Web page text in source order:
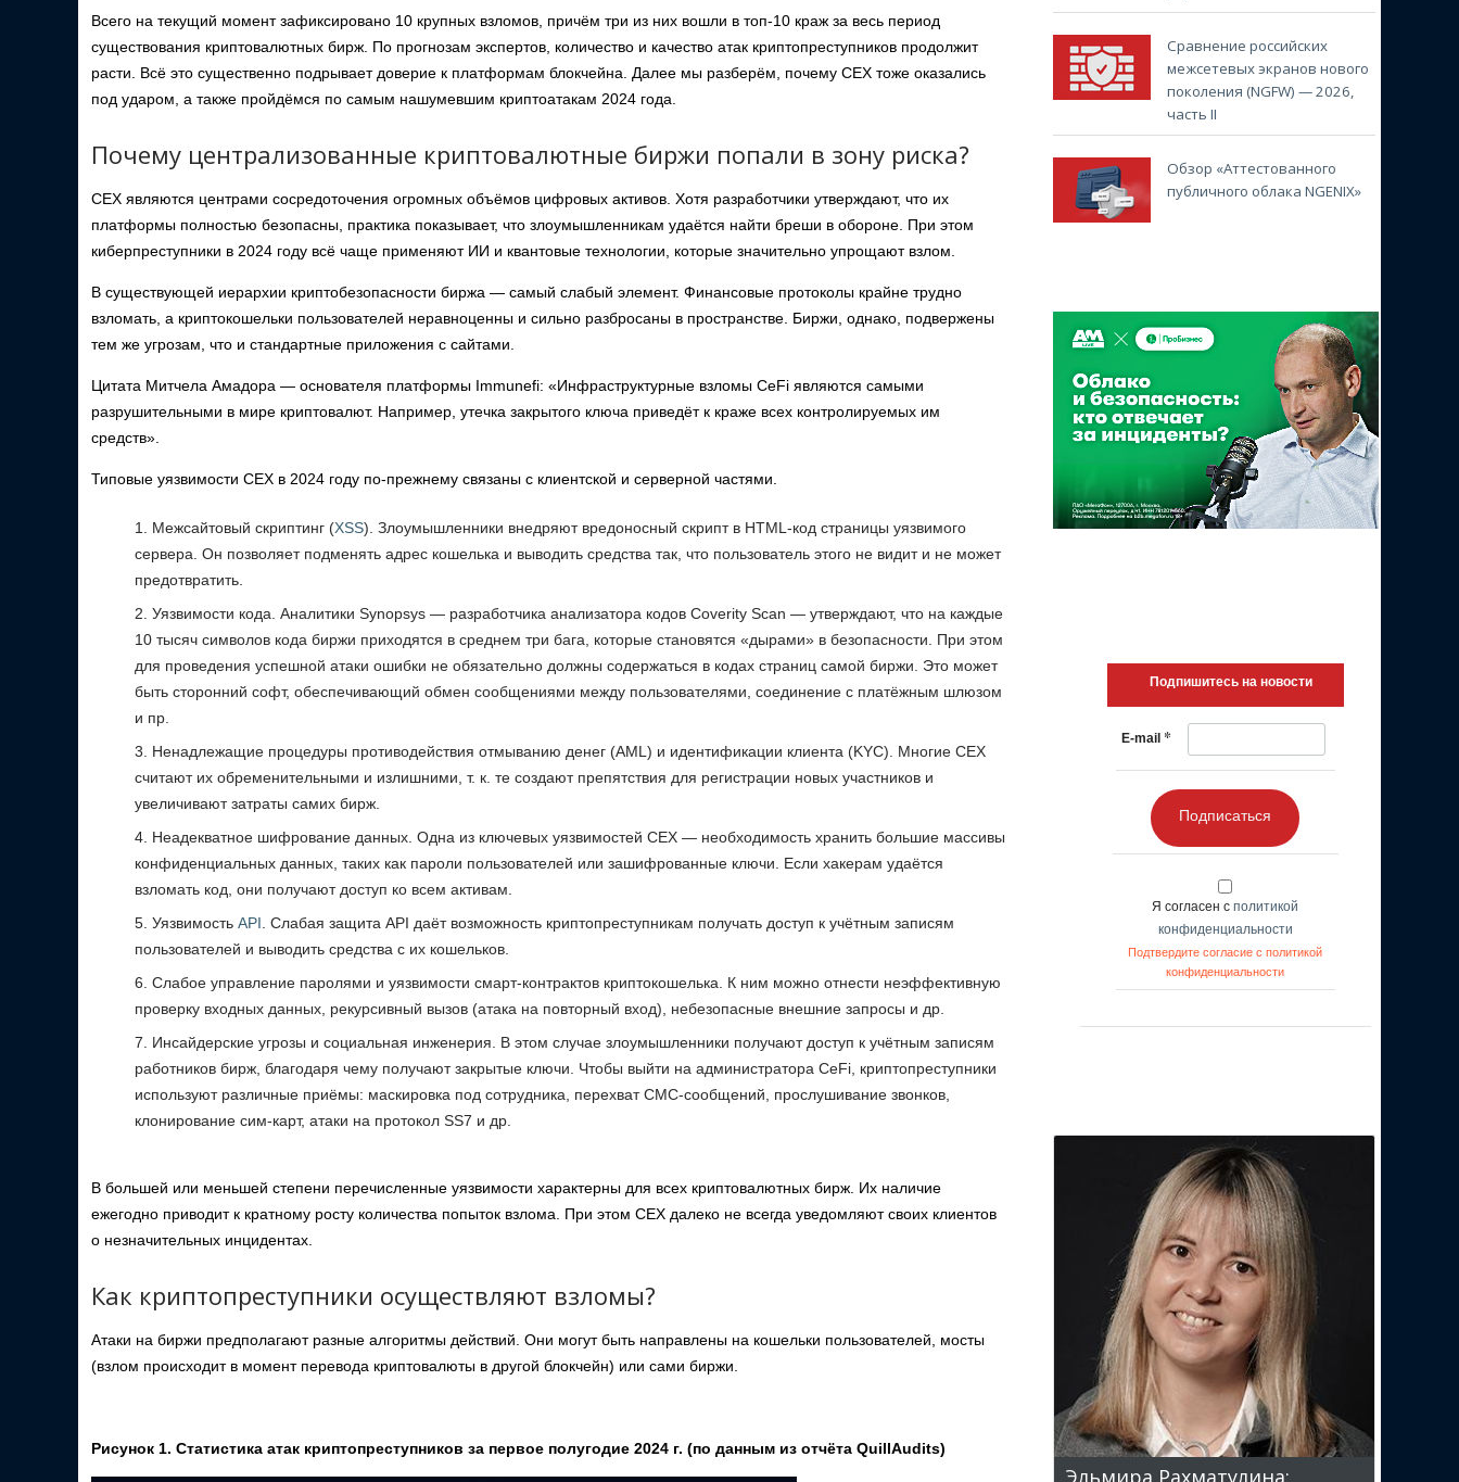
Всего на текущий момент зафиксировано 10 крупных взломов, причём три из них вошли в топ-10 краж за весь период
существования криптовалютных бирж. По прогнозам экспертов, количество и качество атак криптопреступников продолжит
расти. Всё это существенно подрывает доверие к платформам блокчейна. Далее мы разберём, почему CEX тоже оказались
под ударом, а также пройдёмся по самым нашумевшим криптоатакам 2024 года.
Почему централизованные криптовалютные биржи попали в зону риска?
CEX являются центрами сосредоточения огромных объёмов цифровых активов. Хотя разработчики утверждают, что их
платформы полностью безопасны, практика показывает, что злоумышленникам удаётся найти бреши в обороне. При этом
киберпреступники в 2024 году всё чаще применяют ИИ и квантовые технологии, которые значительно упрощают взлом.
В существующей иерархии криптобезопасности биржа ― самый слабый элемент. Финансовые протоколы крайне трудно
взломать, а криптокошельки пользователей неравноценны и сильно разбросаны в пространстве. Биржи, однако, подвержены
тем же угрозам, что и стандартные приложения с сайтами.
Цитата Митчела Амадора ― основателя платформы Immunefi: «Инфраструктурные взломы CeFi являются самыми
разрушительными в мире криптовалют. Например, утечка закрытого ключа приведёт к краже всех контролируемых им
средств».
Типовые уязвимости CEX в 2024 году по-прежнему связаны с клиентской и серверной частями.
Межсайтовый скриптинг (XSS). Злоумышленники внедряют вредоносный скрипт в HTML-код страницы уязвимого
сервера. Он позволяет подменять адрес кошелька и выводить средства так, что пользователь этого не видит и не может
предотвратить.
Уязвимости кода. Аналитики Synopsys ― разработчика анализатора кодов Coverity Scan — утверждают, что на каждые
10 тысяч символов кода биржи приходятся в среднем три бага, которые становятся «дырами» в безопасности. При этом
для проведения успешной атаки ошибки не обязательно должны содержаться в кодах страниц самой биржи. Это может
быть сторонний софт, обеспечивающий обмен сообщениями между пользователями, соединение с платёжным шлюзом
и пр.
Ненадлежащие процедуры противодействия отмыванию денег (AML) и идентификации клиента (KYC). Многие CEX
считают их обременительными и излишними, т. к. те создают препятствия для регистрации новых участников и
увеличивают затраты самих бирж.
Неадекватное шифрование данных. Одна из ключевых уязвимостей CEX ― необходимость хранить большие массивы
конфиденциальных данных, таких как пароли пользователей или зашифрованные ключи. Если хакерам удаётся
взломать код, они получают доступ ко всем активам.
Уязвимость API . Слабая защита API даёт возможность криптопреступникам получать доступ к учётным записям
пользователей и выводить средства с их кошельков.
Слабое управление паролями и уязвимости смарт-контрактов криптокошелька. К ним можно отнести неэффективную
проверку входных данных, рекурсивный вызов (атака на повторный вход), небезопасные внешние запросы и др.
Инсайдерские угрозы и социальная инженерия. В этом случае злоумышленники получают доступ к учётным записям
работников бирж, благодаря чему получают закрытые ключи. Чтобы выйти на администратора CeFi, криптопреступники
используют различные приёмы: маскировка под сотрудника, перехват СМС-сообщений, прослушивание звонков,
клонирование сим-карт, атаки на протокол SS7 и др.
В большей или меньшей степени перечисленные уязвимости характерны для всех криптовалютных бирж. Их наличие
ежегодно приводит к кратному росту количества попыток взлома. При этом CEX далеко не всегда уведомляют своих клиентов
о незначительных инцидентах.
Как криптопреступники осуществляют взломы?
Атаки на биржи предполагают разные алгоритмы действий. Они могут быть направлены на кошельки пользователей, мосты
(взлом происходит в момент перевода криптовалюты в другой блокчейн) или сами биржи.
Рисунок 1. Статистика атак криптопреступников за первое полугодие 2024 г. (по данным из отчёта QuillAudits)
Сравнение российских
межсетевых экранов нового
поколения (NGFW) — 2026,
часть II
Обзор «Аттестованного
публичного облака NGENIX»
Подпишитесь на новости
E-mail *
Подписаться
Я согласен с политикой
конфиденциальности
Подтвердите согласие с политикой
конфиденциальности
Эльмира Рахматулина: